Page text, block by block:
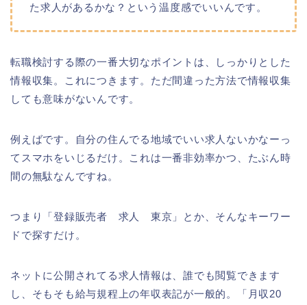
た求人があるかな？という温度感でいいんです。
転職検討する際の一番大切なポイントは、しっかりとした
情報収集。これにつきます。ただ間違った方法で情報収集
しても意味がないんです。
例えばです。自分の住んでる地域でいい求人ないかなーっ
てスマホをいじるだけ。これは一番非効率かつ、たぶん時
間の無駄なんですね。
つまり「登録販売者 求人 東京」とか、そんなキーワー
ドで探すだけ。
ネットに公開されてる求人情報は、誰でも閲覧できます
し、そもそも給与規程上の年収表記が一般的。「月収20